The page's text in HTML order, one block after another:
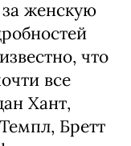
за женскую
что
все
Хант,
Бретт